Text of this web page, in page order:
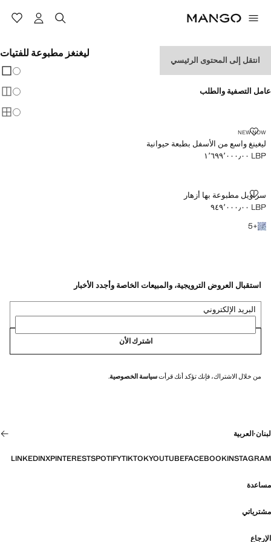
انتقل إلى المحتوى الرئيسي
ليغنغز مطبوعة للفتيات
عامل التصفية والطلب
NEW NOW
ليغينغ واسع من الأسفل بطبعة حيوانية
ليغينغ واسع من الأسفل بطبعة حيوانية
السعر الحالي [LBP ١٬٦٩٩٬٠٠٠٫٠٠ ]
LBP ١٬٦٩٩٬٠٠٠٫٠٠
سراويل مطبوعة بها أزهار
سراويل مطبوعة بها أزهار
السعر الحالي [LBP ٩٤٩٬٠٠٠٫٠٠ ]
LBP ٩٤٩٬٠٠٠٫٠٠
+
5+5 المزيد من الألوان
استقبال العروض الترويجية، والمبيعات الخاصة وأجدد الأخبار
البريد الإلكتروني
اشترك الأن
من خلال الاشتراك، فإنك تؤكد أنك قرأتسياسة الخصوصية.
لبنان·العربية
INSTAGRAM
FACEBOOK
YOUTUBE
TIKTOK
SPOTIFY
PINTEREST
X
LINKEDIN
مساعدة
مشترياتي
الإرجاع